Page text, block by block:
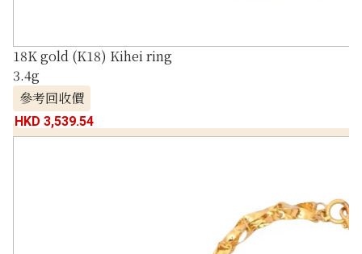
18K gold (K18) Kihei ring
3.4g
參考回收價
HKD 3,539.54